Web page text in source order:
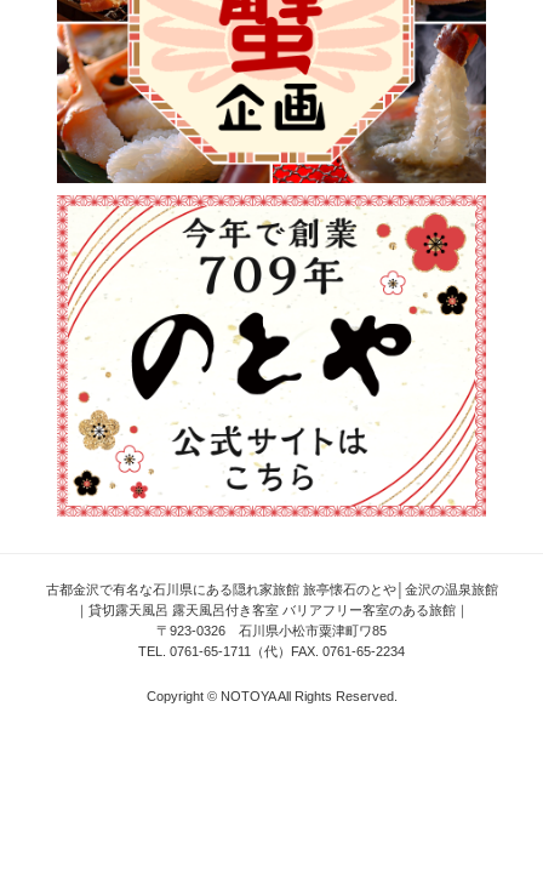
古都金沢で有名な石川県にある隠れ家旅館 旅亭懐石のとや│金沢の温泉旅館
｜貸切露天風呂 露天風呂付き客室 バリアフリー客室のある旅館｜
〒923-0326 石川県小松市粟津町ワ85
TEL. 0761-65-1711（代）FAX. 0761-65-2234
Copyright © NOTOYA All Rights Reserved.